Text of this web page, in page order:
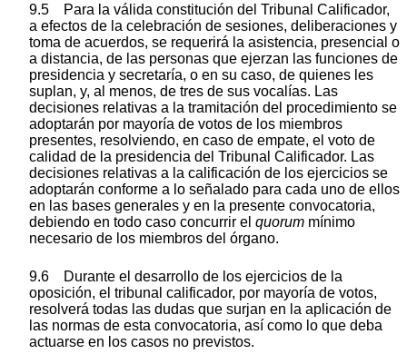
9.5 Para la válida constitución del Tribunal Calificador,
a efectos de la celebración de sesiones, deliberaciones y
toma de acuerdos, se requerirá la asistencia, presencial o
a distancia, de las personas que ejerzan las funciones de
presidencia y secretaría, o en su caso, de quienes les
suplan, y, al menos, de tres de sus vocalías. Las
decisiones relativas a la tramitación del procedimiento se
adoptarán por mayoría de votos de los miembros
presentes, resolviendo, en caso de empate, el voto de
calidad de la presidencia del Tribunal Calificador. Las
decisiones relativas a la calificación de los ejercicios se
adoptarán conforme a lo señalado para cada uno de ellos
en las bases generales y en la presente convocatoria,
debiendo en todo caso concurrir el quorum mínimo
necesario de los miembros del órgano.
9.6 Durante el desarrollo de los ejercicios de la
oposición, el tribunal calificador, por mayoría de votos,
resolverá todas las dudas que surjan en la aplicación de
las normas de esta convocatoria, así como lo que deba
actuarse en los casos no previstos.